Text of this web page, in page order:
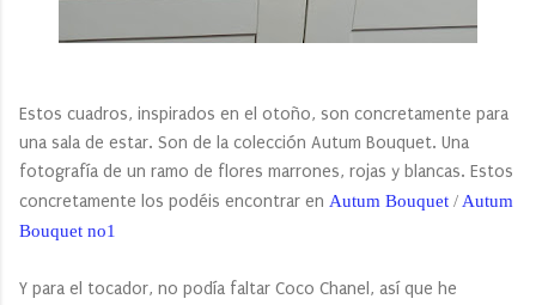
Estos cuadros, inspirados en el otoño, son concretamente para
una sala de estar. Son de la colección Autum Bouquet. Una
fotografía de un ramo de flores marrones, rojas y blancas. Estos
concretamente los podéis encontrar en Autum Bouquet / Autum
Bouquet no1
Y para el tocador, no podía faltar Coco Chanel, así que he